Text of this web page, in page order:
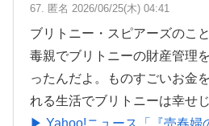
67. 匿名 2026/06/25(木) 04:41
ブリトニー・スピアーズのこ
毒親でブリトニーの財産管理
ったんだよ。ものすごいお金
れる生活でブリトニーは幸せ
▶ Yahoo!ニュース「『売春婦